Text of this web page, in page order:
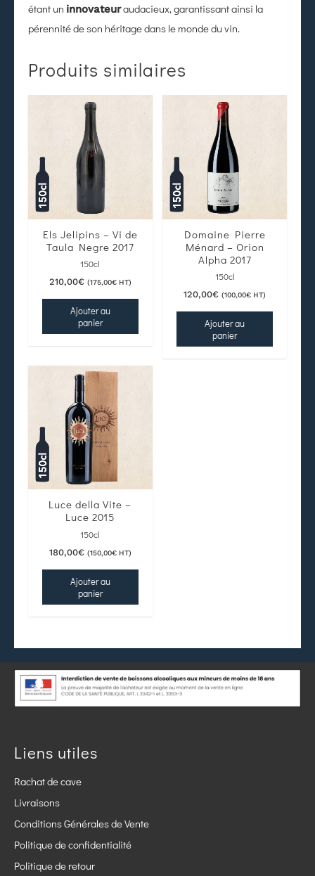
étant un innovateuraudacieux, garantissant ainsi la
pérennité de son héritage dans le monde du vin.
Produits similaires
Els Jelipins – Vi de
Taula Negre 2017
150cl
210,00€ (175,00€HT)
Ajouter au
panier
Domaine Pierre
Ménard – Orion
Alpha 2017
150cl
120,00€ (100,00€ HT)
Ajouter au
panier
Luce della Vite –
Luce 2015
150cl
180,00€ (150,00€HT)
Ajouter au
panier
Liens utiles
Rachat de cave
Livraisons
Conditions Générales de Vente
Politique de confidentialité
Politique de retour